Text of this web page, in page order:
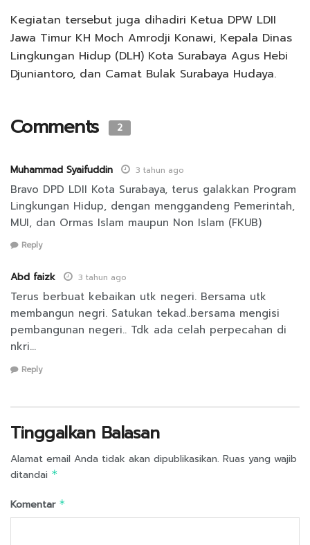
Kegiatan tersebut juga dihadiri Ketua DPW LDII
Jawa Timur KH Moch Amrodji Konawi, Kepala Dinas
Lingkungan Hidup (DLH) Kota Surabaya Agus Hebi
Djuniantoro, dan Camat Bulak Surabaya Hudaya.
Comments 2
Muhammad Syaifuddin 3 tahun ago
Bravo DPD LDII Kota Surabaya, terus galakkan Program
Lingkungan Hidup, dengan menggandeng Pemerintah,
MUI, dan Ormas Islam maupun Non Islam (FKUB)
Reply
Abd faizk 3 tahun ago
Terus berbuat kebaikan utk negeri. Bersama utk
membangun negri. Satukan tekad..bersama mengisi
pembangunan negeri.. Tdk ada celah perpecahan di
nkri…
Reply
Tinggalkan Balasan
Alamat email Anda tidak akan dipublikasikan. Ruas yang wajib
ditandai *
Komentar *